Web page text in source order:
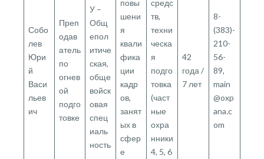
Собо
лев
Юри
й
Васи
льев
ич
Преп
одав
атель
по
огнев
ой
подго
товке
У –
Общ
епол
итиче
ская,
обще
войск
овая
спец
иаль
ность
повы
шени
я
квали
фика
ции
кадр
ов,
занят
ых в
сфер
е
средс
тв,
техни
ческа
я
подго
товка
(част
ные
охра
нники
4, 5, 6
42
года /
7 лет
8-
(383)-
210-
56-
89,
main
@oxp
ana.c
om